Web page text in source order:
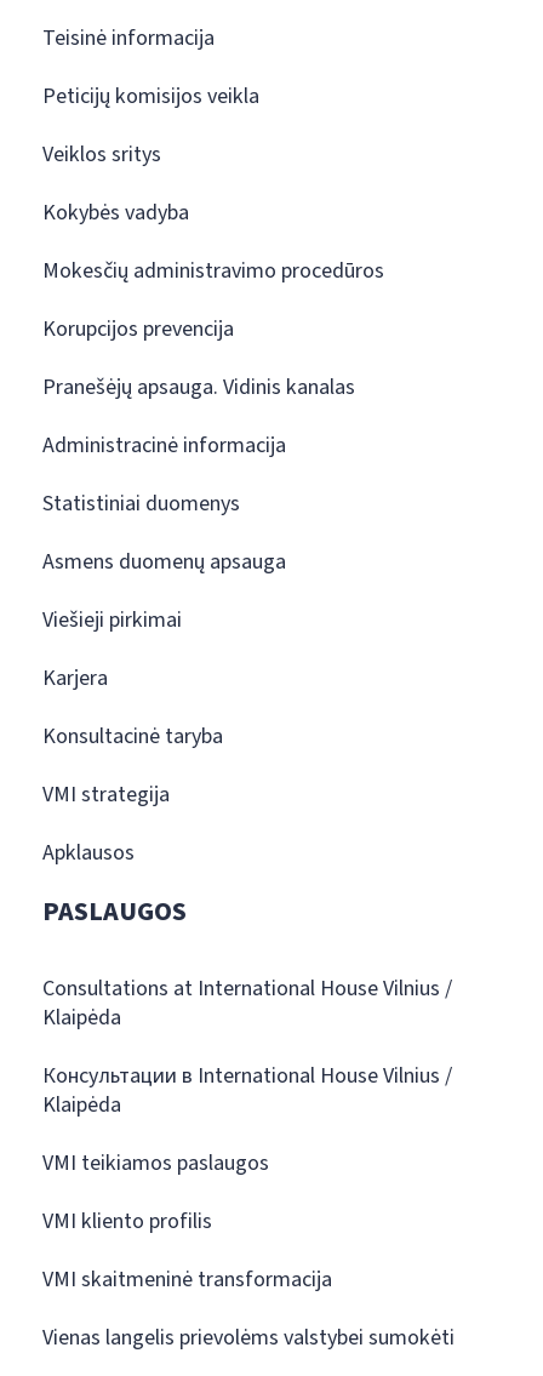
Teisinė informacija
Peticijų komisijos veikla
Veiklos sritys
Kokybės vadyba
Mokesčių administravimo procedūros
Korupcijos prevencija
Pranešėjų apsauga. Vidinis kanalas
Administracinė informacija
Statistiniai duomenys
Asmens duomenų apsauga
Viešieji pirkimai
Karjera
Konsultacinė taryba
VMI strategija
Apklausos
PASLAUGOS
Consultations at International House Vilnius /
Klaipėda
Консультации в International House Vilnius /
Klaipėda
VMI teikiamos paslaugos
VMI kliento profilis
VMI skaitmeninė transformacija
Vienas langelis prievolėms valstybei sumokėti